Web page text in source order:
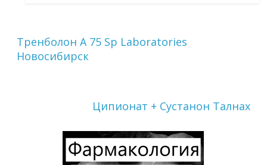
Тренболон A 75 Sp Laboratories
Новосибирск
Ципионат + Сустанон Талнах